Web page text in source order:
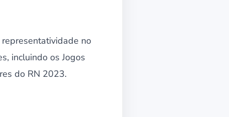
no
incluindo os Jogos
do RN 2023.